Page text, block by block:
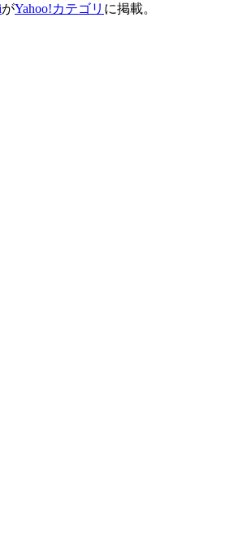
がYahoo!カテゴリ に掲載。